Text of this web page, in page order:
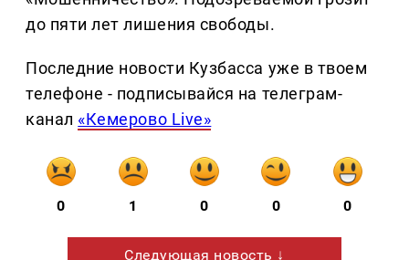
до пяти лет лишения свободы.
Последние новости Кузбасса уже в твоем
телефоне - подписывайся на телеграм-
канал «Кемерово Live»
0 1 0 0 0
Следующая новость ↓